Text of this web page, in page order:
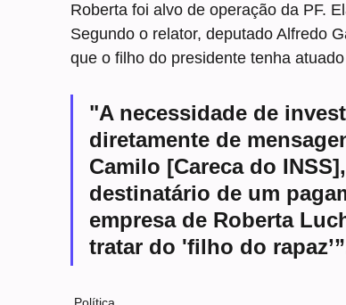
Roberta foi alvo de operação da PF.
Segundo o relator, deputado Alfredo
que o filho do presidente tenha
"A necessidade de
diretamente de
Camilo [Careca do
destinatário de um
empresa de Roberta
tratar do 'filho do